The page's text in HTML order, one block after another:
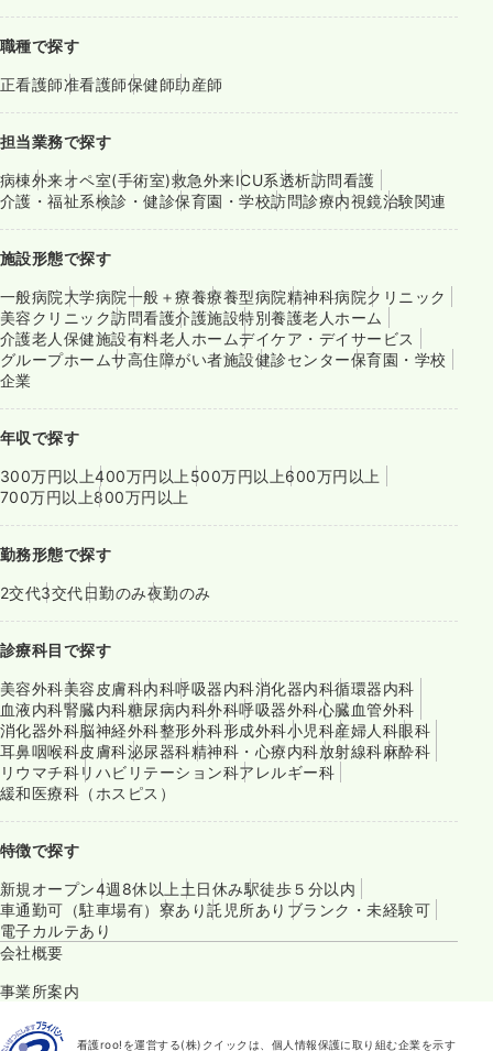
職種で探す
正看護師准看護師保健師助産師
担当業務で探す
病棟外来オペ室(手術室)救急外来ICU系透析訪問看護
介護・福祉系検診・健診保育園・学校訪問診療内視鏡治験関連
施設形態で探す
一般病院大学病院一般＋療養療養型病院精神科病院クリニック
美容クリニック訪問看護介護施設特別養護老人ホーム
介護老人保健施設有料老人ホームデイケア・デイサービス
グループホームサ高住障がい者施設健診センター保育園・学校
企業
年収で探す
300万円以上400万円以上 500万円以上600万円以上
700万円以上800万円以上
勤務形態で探す
2交代3交代日勤のみ夜勤のみ
診療科目で探す
美容外科美容皮膚科内科呼吸器内科消化器内科循環器内科
血液内科腎臓内科糖尿病内科外科呼吸器外科心臓血管外科
消化器外科脳神経外科整形外科形成外科小児科産婦人科眼科
耳鼻咽喉科皮膚科泌尿器科精神科・心療内科放射線科麻酔科
リウマチ科リハビリテーション科アレルギー科
緩和医療科（ホスピス）
特徴で探す
新規オープン4週8休以上 土日休み駅徒歩５分以内
車通勤可（駐車場有） 寮あり託児所あり ブランク・未経験可
電子カルテあり
会社概要
事業所案内
看護roo!を運営する(株)クイックは、個人情報保護に取り組む企業を示す